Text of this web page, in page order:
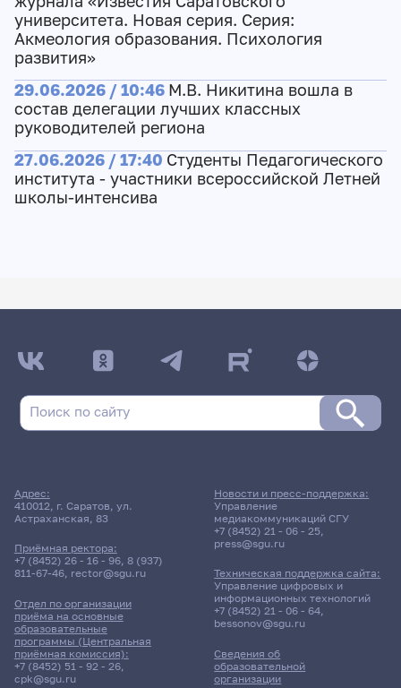
университета. Новая серия. Серия:
Акмеология образования. Психология
развития»
29.06.2026 / 10:46 М.В. Никитина вошла в
состав делегации лучших классных
руководителей региона
27.06.2026 / 17:40 Студенты Педагогического
института - участники всероссийской Летней
школы-интенсива
Адрес:
410012, г. Саратов, ул.
Астраханская, 83
Приёмная ректора:
+7 (8452) 26 - 16 - 96, 8 (937)
811-67-46, rector@sgu.ru
Отдел по организации
приёма на основные
образовательные
программы (Центральная
приёмная комиссия):
+7 (8452) 51 - 92 - 26,
cpk@sgu.ru
Сведения об
образовательной
организации
Новости и пресс-поддержка:
Управление
медиакоммуникаций СГУ
+7 (8452) 21 - 06 - 25,
press@sgu.ru
Техническая поддержка сайта:
Управление цифровых и
информационных технологий
+7 (8452) 21 - 06 - 64,
bessonov@sgu.ru